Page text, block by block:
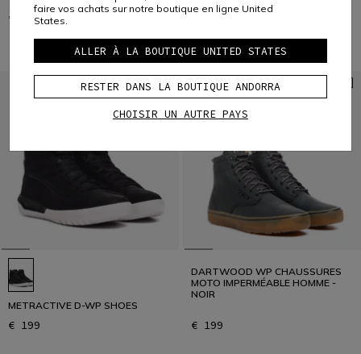
€ 229 € 159€ 111,30
METRACTIVE D-WP SHOES
€ 199
DARTWOOD WP CHAUSSURES
MOTO IMPERMÉABLE HOMME -
NOIR
€ 199
faire vos achats sur notre boutique en ligne United
States.
ALLER À LA BOUTIQUE UNITED STATES
RESTER DANS LA BOUTIQUE ANDORRA
CHOISIR UN AUTRE PAYS